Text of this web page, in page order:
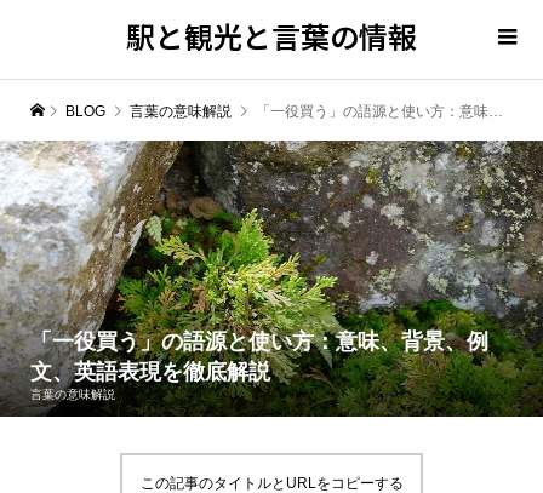
駅と観光と言葉の情報
BLOG 言葉の意味解説 「一役買う」の語源と使い方：意味、背景、例文、英語表現を徹底解説
「一役買う」の語源と使い方：意味、背景、例
文、英語表現を徹底解説
言葉の意味解説
この記事のタイトルとURLをコピーする